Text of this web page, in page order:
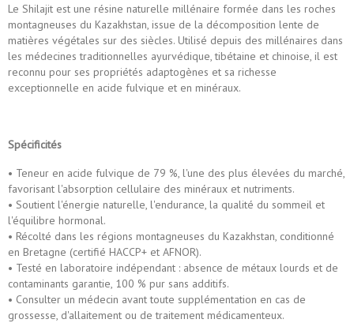
Le Shilajit est une résine naturelle millénaire formée dans les roches
montagneuses du Kazakhstan, issue de la décomposition lente de
matières végétales sur des siècles. Utilisé depuis des millénaires dans
les médecines traditionnelles ayurvédique, tibétaine et chinoise, il est
reconnu pour ses propriétés adaptogènes et sa richesse
exceptionnelle en acide fulvique et en minéraux.
Spécificités
• Teneur en acide fulvique de 79 %, l'une des plus élevées du marché,
favorisant l'absorption cellulaire des minéraux et nutriments.
• Soutient l'énergie naturelle, l'endurance, la qualité du sommeil et
l'équilibre hormonal.
• Récolté dans les régions montagneuses du Kazakhstan, conditionné
en Bretagne (certifié HACCP+ et AFNOR).
• Testé en laboratoire indépendant : absence de métaux lourds et de
contaminants garantie, 100 % pur sans additifs.
• Consulter un médecin avant toute supplémentation en cas de
grossesse, d'allaitement ou de traitement médicamenteux.